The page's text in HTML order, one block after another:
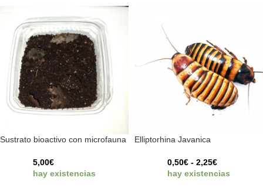
Sustrato bioactivo con microfauna
5,00€
hay existencias
Elliptorhina Javanica
0,50€ - 2,25€
hay existencias